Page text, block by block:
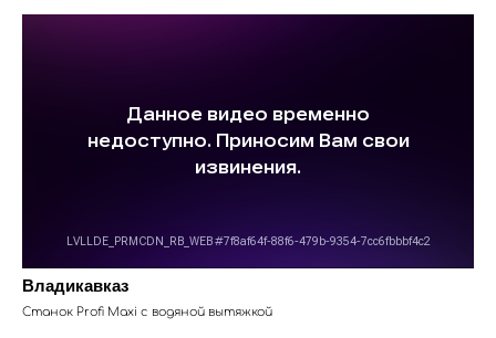
Владикавказ
Станок Profi Maxi с водяной вытяжкой